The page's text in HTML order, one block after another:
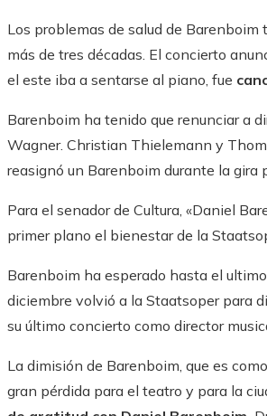
Los problemas de salud de
más de tres décadas. El concierto
el este iba a sentarse al piano, fue
Barenboim ha tenido que renunciar a
Wagner. Christian Thielemann y
reasignó un Barenboim durante la gira
Para el senador de Cultura, «Daniel
primer plano el bienestar de la
Barenboim ha esperado hasta el
diciembre volvió a la Staatsoper para
su último concierto como director
La dimisión de Barenboim, que es
gran pérdida para el teatro y para la